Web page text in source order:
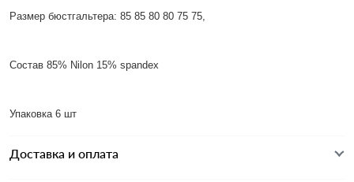
Размер бюстгальтера: 85 85 80 80 75 75,
Состав 85% Nilon 15% spandex
Упаковка 6 шт
Доставка и оплата